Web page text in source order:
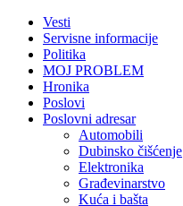
Vesti
Servisne informacije
Politika
MOJ PROBLEM
Hronika
Poslovi
Poslovni adresar
Automobili
Dubinsko čišćenje
Elektronika
Građevinarstvo
Kuća i bašta